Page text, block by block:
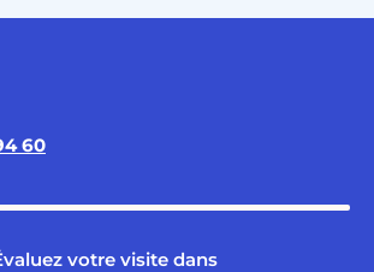
60
votre visite dans